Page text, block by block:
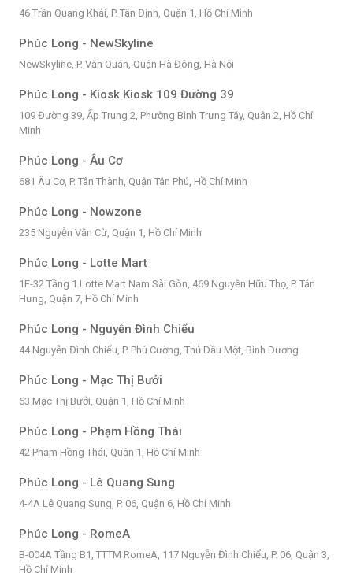
46 Trần Quang Khải, P. Tân Định, Quận 1, Hồ Chí Minh
Phúc Long - NewSkyline
NewSkyline, P. Văn Quán, Quận Hà Đông, Hà Nội
Phúc Long - Kiosk Kiosk 109 Đường 39
109 Đường 39, Ấp Trung 2, Phường Bình Trưng Tây, Quận 2, Hồ Chí
Minh
Phúc Long - Âu Cơ
681 Âu Cơ, P. Tân Thành, Quận Tân Phú, Hồ Chí Minh
Phúc Long - Nowzone
235 Nguyễn Văn Cừ, Quận 1, Hồ Chí Minh
Phúc Long - Lotte Mart
1F-32 Tầng 1 Lotte Mart Nam Sài Gòn, 469 Nguyễn Hữu Thọ, P. Tân
Hưng, Quận 7, Hồ Chí Minh
Phúc Long - Nguyễn Đình Chiểu
44 Nguyễn Đình Chiểu, P. Phú Cường, Thủ Dầu Một, Bình Dương
Phúc Long - Mạc Thị Bưởi
63 Mạc Thị Bưởi, Quận 1, Hồ Chí Minh
Phúc Long - Phạm Hồng Thái
42 Phạm Hồng Thái, Quận 1, Hồ Chí Minh
Phúc Long - Lê Quang Sung
4-4A Lê Quang Sung, P. 06, Quận 6, Hồ Chí Minh
Phúc Long - RomeA
B-004A Tầng B1, TTTM RomeA, 117 Nguyễn Đình Chiểu, P. 06, Quận 3,
Hồ Chí Minh